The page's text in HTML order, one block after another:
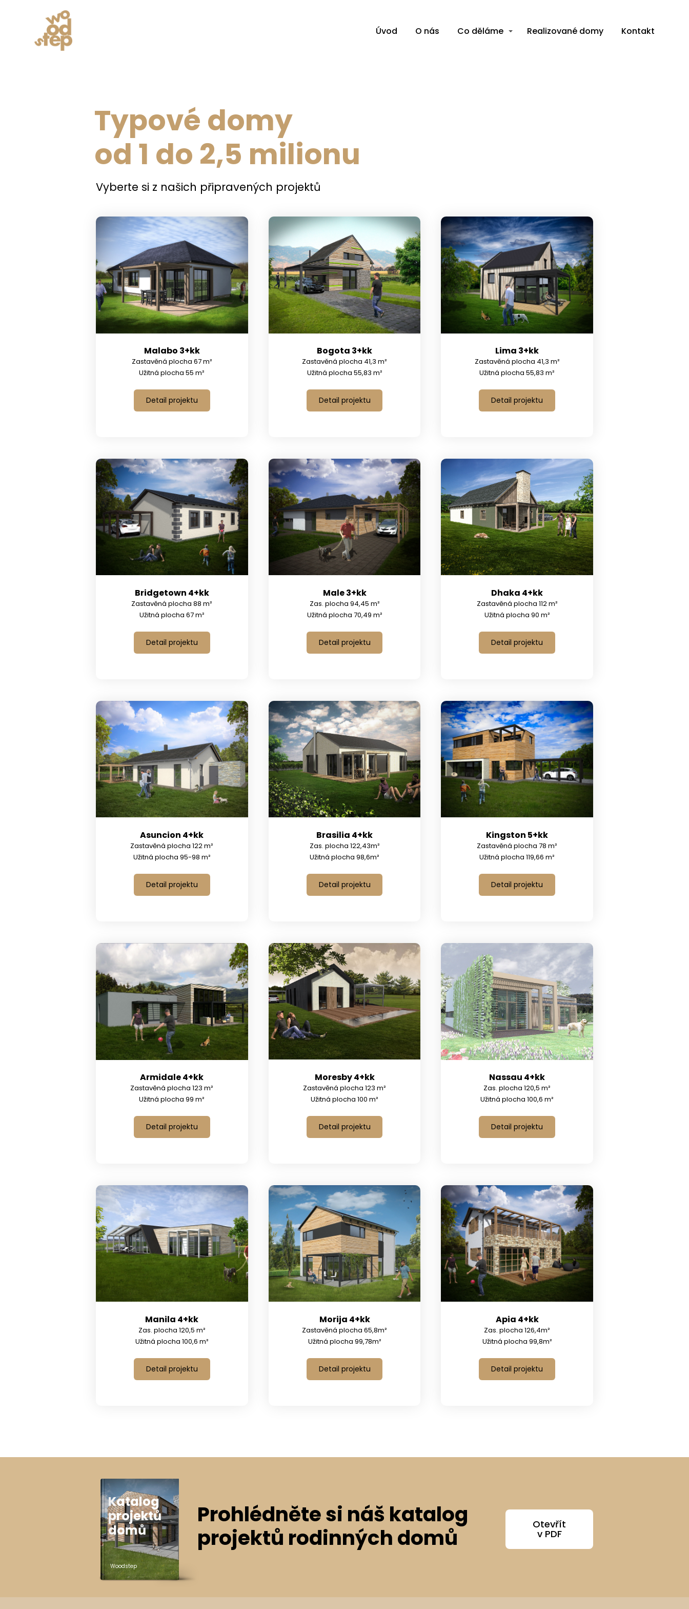
Úvod O nás Co děláme Realizované domy Kontakt
Typové domy
od 1 do 2,5 milionu
Vyberte si z našich připravených projektů
Malabo 3+kk
Zastavěná plocha 67 m²
Užitná plocha 55 m²
Detail projektu
Bridgetown 4+kk
Zastavěná plocha 88 m²
Užitná plocha 67 m²
Detail projektu
Asuncion 4+kk
Zastavěná plocha 122 m²
Užitná plocha 95-98 m²
Detail projektu
Armidale 4+kk
Zastavěná plocha 123 m²
Užitná plocha 99 m²
Detail projektu
Manila 4+kk
Zas. plocha 120,5 m²
Užitná plocha 100,6 m²
Detail projektu
Bogota 3+kk
Zastavěná plocha 41,3 m²
Užitná plocha 55,83 m²
Detail projektu
Male 3+kk
Zas. plocha 94,45 m²
Užitná plocha 70,49 m²
Detail projektu
Brasilia 4+kk
Zas. plocha 122,43m²
Užitná plocha 98,6m²
Detail projektu
Moresby 4+kk
Zastavěná plocha 123 m²
Užitná plocha 100 m²
Detail projektu
Morija 4+kk
Zastavěná plocha 65,8m²
Užitná plocha 99,78m²
Detail projektu
Lima 3+kk
Zastavěná plocha 41,3 m²
Užitná plocha 55,83 m²
Detail projektu
Dhaka 4+kk
Zastavěná plocha 112 m²
Užitná plocha 90 m²
Detail projektu
Kingston 5+kk
Zastavěná plocha 78 m²
Užitná plocha 119,66 m²
Detail projektu
Nassau 4+kk
Zas. plocha 120,5 m²
Užitná plocha 100,6 m²
Detail projektu
Apia 4+kk
Zas. plocha 126,4m²
Užitná plocha 99,8m²
Detail projektu
Katalog
projektů
domů
Woodstep
Prohlédněte si náš katalog
projektů rodinných domů
Otevřít
v PDF